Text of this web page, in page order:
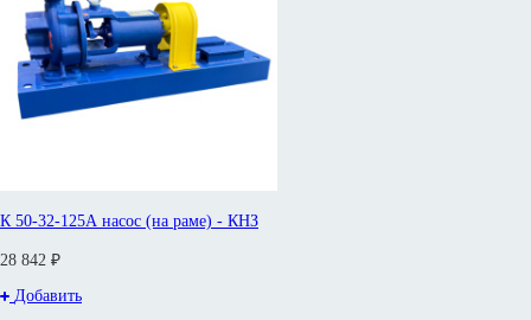
К 50-32-125А насос (на раме) - КНЗ
28 842 ₽
Добавить